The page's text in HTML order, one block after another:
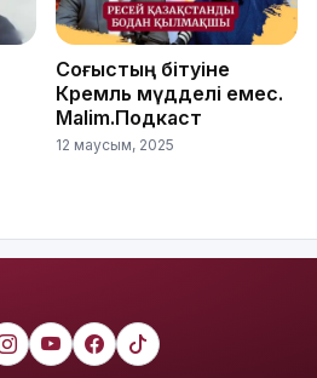
Соғыстың бітуіне
Кремль мүдделі емес.
Malim.Подкаст
12 маусым, 2025